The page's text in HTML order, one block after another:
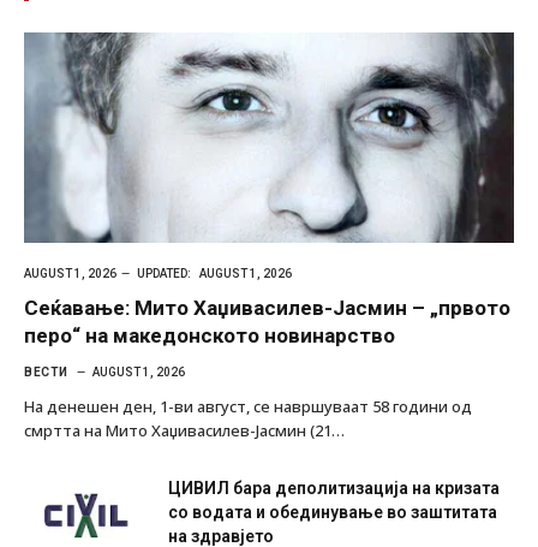
AUGUST 1, 2026 UPDATED: AUGUST 1, 2026
Сеќавање: Мито Хаџивасилев-Јасмин – „првото
перо“ на македонското новинарство
ВЕСТИ AUGUST 1, 2026
На денешен ден, 1-ви август, се навршуваат 58 години од
смртта на Мито Хаџивасилев-Јасмин (21…
ЦИВИЛ бара деполитизација на кризата
со водата и обединување во заштитата
на здравјето